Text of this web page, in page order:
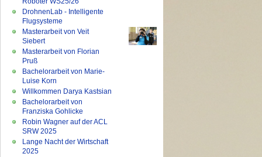
DrohnenLab - Intelligente
Flugsysteme
Masterarbeit von Veit
Siebert
Masterarbeit von Florian
Pruß
Bachelorarbeit von Marie-
Luise Korn
Willkommen Darya Kastsian
Bachelorarbeit von
Franziska Gohlicke
Robin Wagner auf der ACL
SRW 2025
Lange Nacht der Wirtschaft
2025